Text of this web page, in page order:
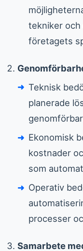
tekniker och
företagets
Teknisk
planerade
Ekonomisk
kostnader
som
Operativ
processer
Samarbete